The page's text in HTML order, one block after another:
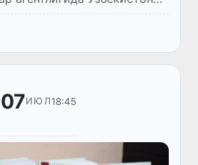
кириб
олдини олиш
даст...
07ИЮЛ18:45